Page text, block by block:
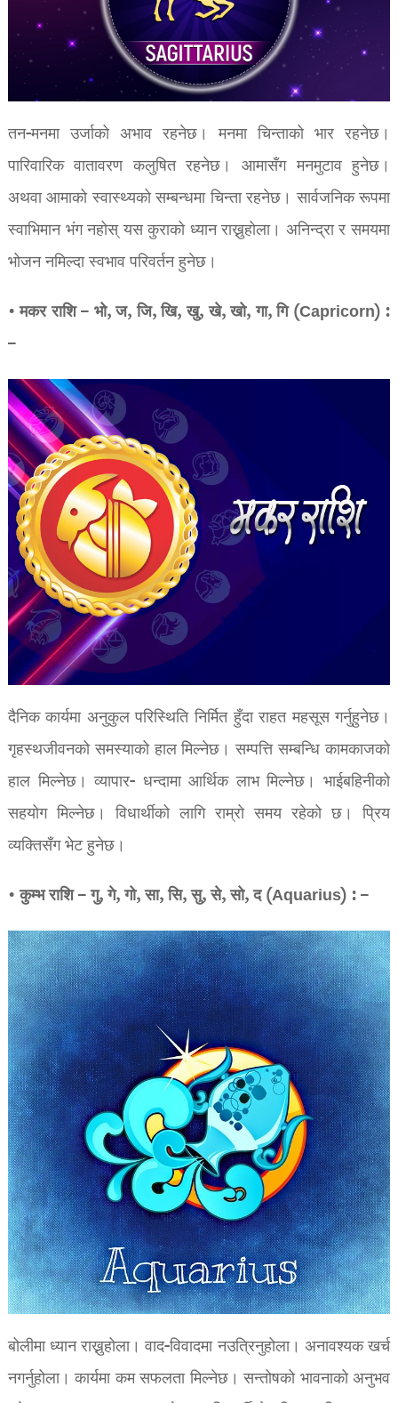
तन-मनमा उर्जाको अभाव रहनेछ। मनमा चिन्ताको भार रहनेछ।
पारिवारिक वातावरण कलुषित रहनेछ। आमासँग मनमुटाव हुनेछ।
अथवा आमाको स्वास्थ्यको सम्बन्धमा चिन्ता रहनेछ। सार्वजनिक रूपमा
स्वाभिमान भंग नहोस् यस कुराको ध्यान राख्नुहोला। अनिन्द्रा र समयमा
भोजन नमिल्दा स्वभाव परिवर्तन हुनेछ।
• मकर राशि – भो, ज, जि, खि, खु, खे, खो, गा, गि (Capricorn) :
–
दैनिक कार्यमा अनुकुल परिस्थिति निर्मित हुँदा राहत महसूस गर्नुहुनेछ।
गृहस्थजीवनको समस्याको हाल मिल्नेछ। सम्पत्ति सम्बन्धि कामकाजको
हाल मिल्नेछ। व्यापार- धन्दामा आर्थिक लाभ मिल्नेछ। भाईबहिनीको
सहयोग मिल्नेछ। विधार्थीको लागि राम्रो समय रहेको छ। प्रिय
व्यक्तिसँग भेट हुनेछ।
• कुम्भ राशि – गु, गे, गो, सा, सि, सु, से, सो, द (Aquarius) : –
बोलीमा ध्यान राख्नुहोला। वाद-विवादमा नउत्रिनुहोला। अनावश्यक खर्च
नगर्नुहोला। कार्यमा कम सफलता मिल्नेछ। सन्तोषको भावनाको अनुभव